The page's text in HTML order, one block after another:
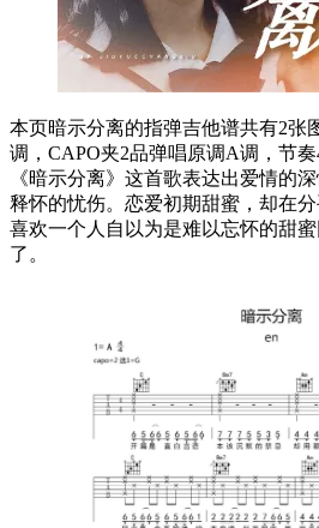
本页暗示分离的指弹吉他谱共有2张
调，CAPO夹2品弹唱原调A调，节奏
《暗示分离》这首歌表达出爱情的
释怀的忧伤。恋爱初期甜蜜，却在
喜欢一个人自以为是难以忘怀的甜
了。